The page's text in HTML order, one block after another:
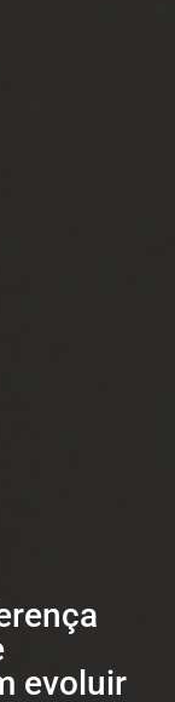
evoluir